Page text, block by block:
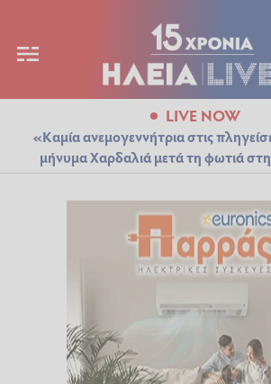
LIVE NOW
«Καμία ανεμογεννήτρια στις
μήνυμα Χαρδαλιά μετά τη φωτιά